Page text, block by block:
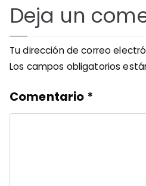
Deja un
Tu dirección de correo
Los campos obligatorios
Comentario *